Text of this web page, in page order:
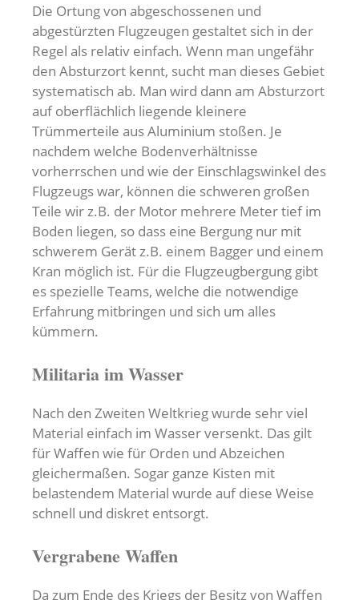
Die Ortung von abgeschossenen und
abgestürzten Flugzeugen gestaltet sich in der
Regel als relativ einfach. Wenn man ungefähr
den Absturzort kennt, sucht man dieses Gebiet
systematisch ab. Man wird dann am Absturzort
auf oberflächlich liegende kleinere
Trümmerteile aus Aluminium stoßen. Je
nachdem welche Bodenverhältnisse
vorherrschen und wie der Einschlagswinkel des
Flugzeugs war, können die schweren großen
Teile wir z.B. der Motor mehrere Meter tief im
Boden liegen, so dass eine Bergung nur mit
schwerem Gerät z.B. einem Bagger und einem
Kran möglich ist. Für die Flugzeugbergung gibt
es spezielle Teams, welche die notwendige
Erfahrung mitbringen und sich um alles
kümmern.
Militaria im Wasser
Nach den Zweiten Weltkrieg wurde sehr viel
Material einfach im Wasser versenkt. Das gilt
für Waffen wie für Orden und Abzeichen
gleichermaßen. Sogar ganze Kisten mit
belastendem Material wurde auf diese Weise
schnell und diskret entsorgt.
Vergrabene Waffen
Da zum Ende des Kriegs der Besitz von Waffen